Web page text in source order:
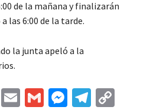
de la mañana y finalizarán
las 6:00 de la tarde.
la junta apeló a la
T
E
G
M Te